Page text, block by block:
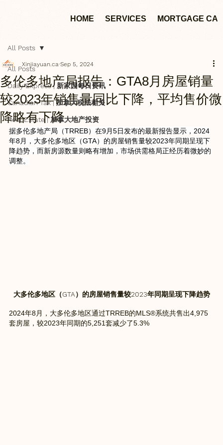
HOME SERVICES MORTGAGE
All Posts
Daily Express | 新家园每日资讯
Canadian Tax | 加拿大税法相关
Real Estate | 加拿大地产投资
All Posts
多伦多地产局报告：GTA8月房屋销量
较2023年销售量同比下降，平均售价微
降略有下降
Xinjiayuan.ca Sep 5, 2024
据多伦多地产局（TRREB）在9月5日发布的最新报告显示，2024
年8月，大多伦多地区（GTA）的房屋销售量较2023年同期呈现下
降趋势，而新房源数量则略有增加，市场供需格局正经历着微妙的
调整。
大多伦多地区（GTA）的房屋销售量较2023年同期呈现下降趋势
2024年8月，大多伦多地区通过TRREB的MLS®系统共售出4,975
套房屋，较2023年同期的5,251套减少了5.3%